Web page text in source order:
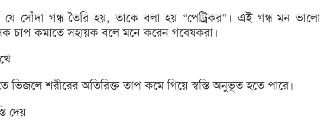
যে সোঁদা গন্ধ তৈরি হয়, তাকে বলা হয় “পেট্রিকর”। এই গন্ধ মন ভালো
চাপ কমাতে সহায়ক বলে মনে করেন গবেষকরা।
ভিজলে শরীরের অতিরিক্ত তাপ কমে গিয়ে স্বস্তি অনুভূত হতে পারে।
দেয়